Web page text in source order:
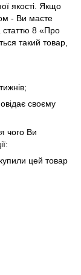
якості. Якщо
- Ви маєте
статтю 8 «Про
такий товар,
своєму
чого Ви
цей товар